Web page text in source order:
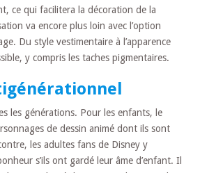
ce qui facilitera la décoration de la
va encore plus loin avec l’option
Du style vestimentaire à l’apparence
y compris les taches pigmentaires.
les générations. Pour les enfants, le
de dessin animé dont ils sont
les adultes fans de Disney y
s’ils ont gardé leur âme d’enfant. Il